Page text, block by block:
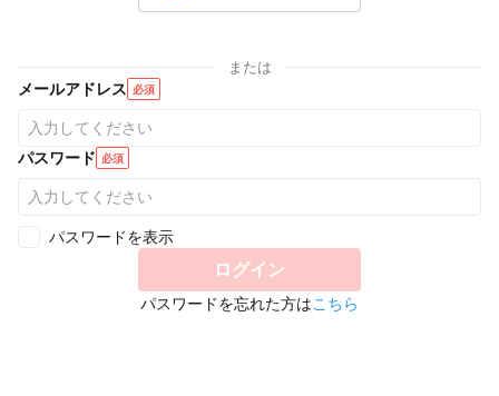
または
メールアドレス 必須
パスワード 必須
パスワードを表示
ログイン
パスワードを忘れた方はこちら